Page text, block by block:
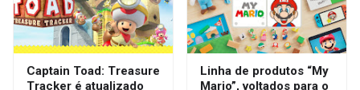
Captain Toad: Treasure
Tracker é atualizado
Linha de produtos “My
Mario”, voltados para o